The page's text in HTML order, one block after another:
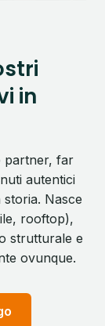
in
partner, far
autentici
Nasce
rooftop),
strutturale e
ovunque.